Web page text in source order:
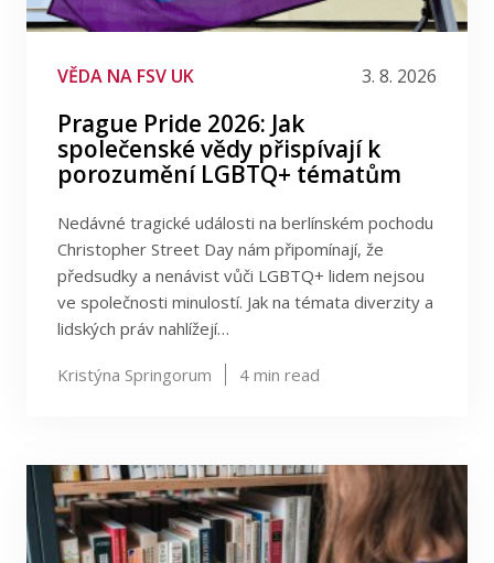
Lidé
Kontakt
FSV UK
VĚDA NA FSV UK 3. 8. 2026
Prague Pride 2026: Jak
společenské vědy přispívají k
porozumění LGBTQ+ tématům
Nedávné tragické události na berlínském pochodu
Christopher Street Day nám připomínají, že
předsudky a nenávist vůči LGBTQ+ lidem nejsou
ve společnosti minulostí. Jak na témata diverzity a
lidských práv nahlížejí…
Kristýna Springorum 4 min read
Události
Věda na FSV UK
Filtrovat podle data
Filtrovat podle tagu